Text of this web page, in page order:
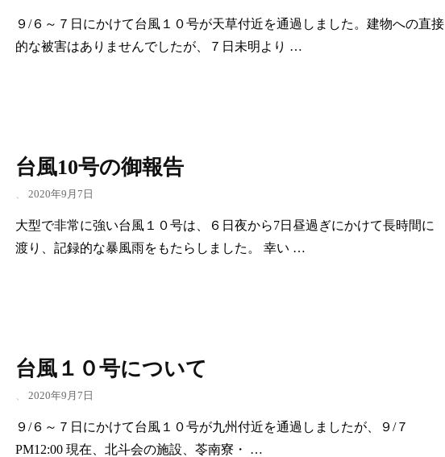
９/６～７日にかけて台風１０号が天草付近を通過しました。建物への直接
的な被害はありませんでしたが、７日未明より …
台風10号の御報告
2020年9月7日
大型で非常に強い台風１０号は、６日夜から7日昼過ぎにかけて長時間に
渡り、記録的な暴風雨をもたらしました。 幸い …
台風１０号について
2020年9月7日
９/６～７日にかけて台風１０号が九州付近を通過しましたが、９/７
PM12:00 現在、北斗会の施設、苓南寮・ …